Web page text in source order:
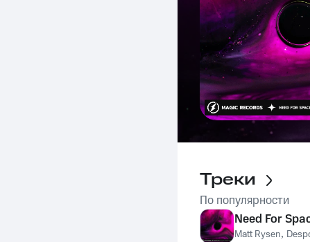
Треки
По популярности
Need For
Matt Rysen,